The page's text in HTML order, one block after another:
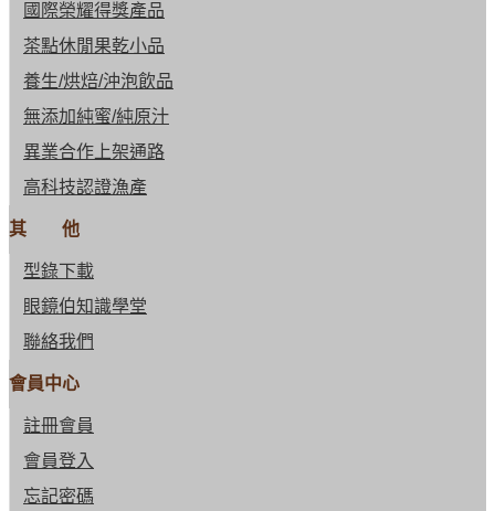
國際榮耀得獎產品
茶點休閒果乾小品
養生/烘焙/沖泡飲品
無添加純蜜/純原汁
異業合作上架通路
高科技認證漁產
其 他
型錄下載
眼鏡伯知識學堂
聯絡我們
會員中心
註冊會員
會員登入
忘記密碼